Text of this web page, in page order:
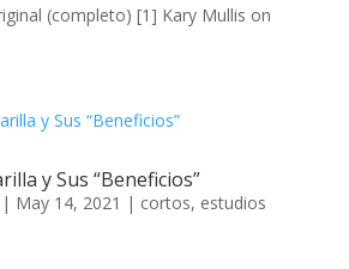
(completo) [1] Kary Mullis on
y Sus “Beneficios”
| May 14, 2021 | cortos, estudios